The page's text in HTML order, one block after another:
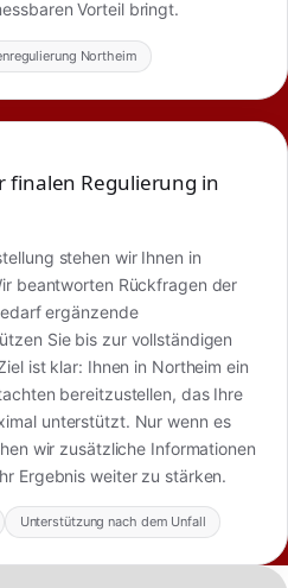
Vorteil bringt.
Northeim
finalen Regulierung in
stehen wir Ihnen in
beantworten Rückfragen der
ergänzende
Sie bis zur vollständigen
ist klar: Ihnen in Northeim ein
bereitzustellen, das Ihre
unterstützt. Nur wenn es
wir zusätzliche Informationen
Ergebnis weiter zu stärken.
Unterstützung nach dem Unfall